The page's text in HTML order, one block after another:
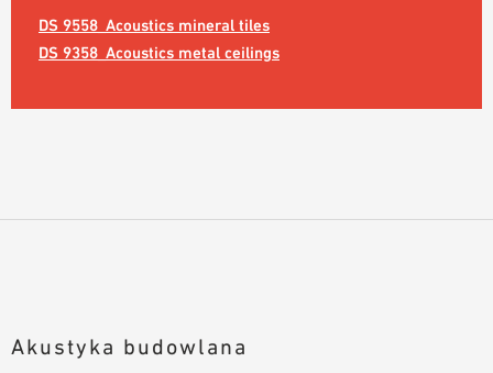
DS 9558_Acoustics mineral tiles
DS 9358_Acoustics metal ceilings
Akustyka budowlana